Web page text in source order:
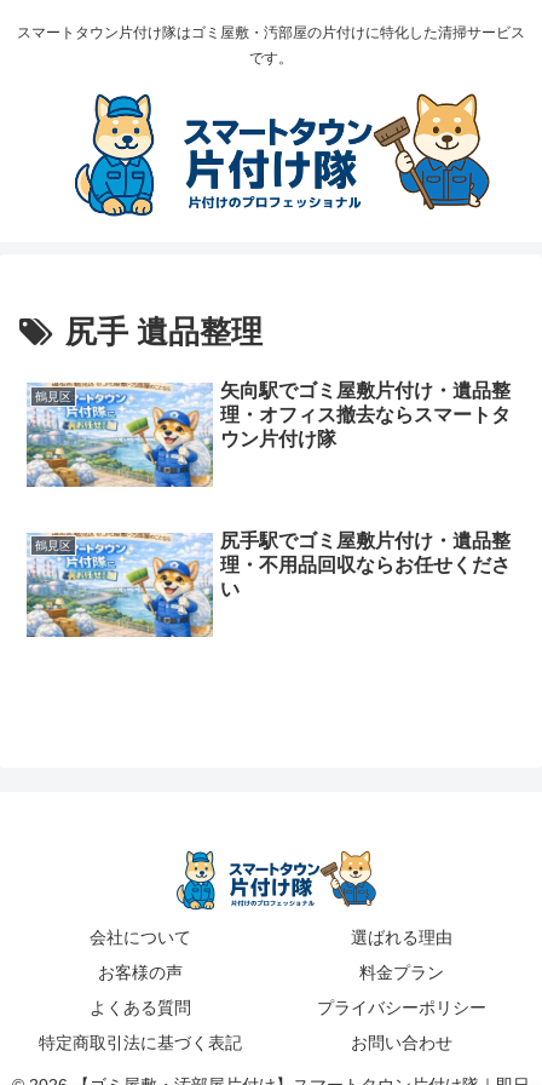
スマートタウン片付け隊はゴミ屋敷・汚部屋の片付けに特化した清掃サービス
です。
尻手 遺品整理
鶴見区
矢向駅でゴミ屋敷片付け・遺品整
理・オフィス撤去ならスマートタ
ウン片付け隊
鶴見区
尻手駅でゴミ屋敷片付け・遺品整
理・不用品回収ならお任せくださ
い
会社について
選ばれる理由
お客様の声
料金プラン
よくある質問
プライバシーポリシー
特定商取引法に基づく表記
お問い合わせ